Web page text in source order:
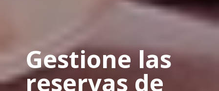
Gestione las
reservas de